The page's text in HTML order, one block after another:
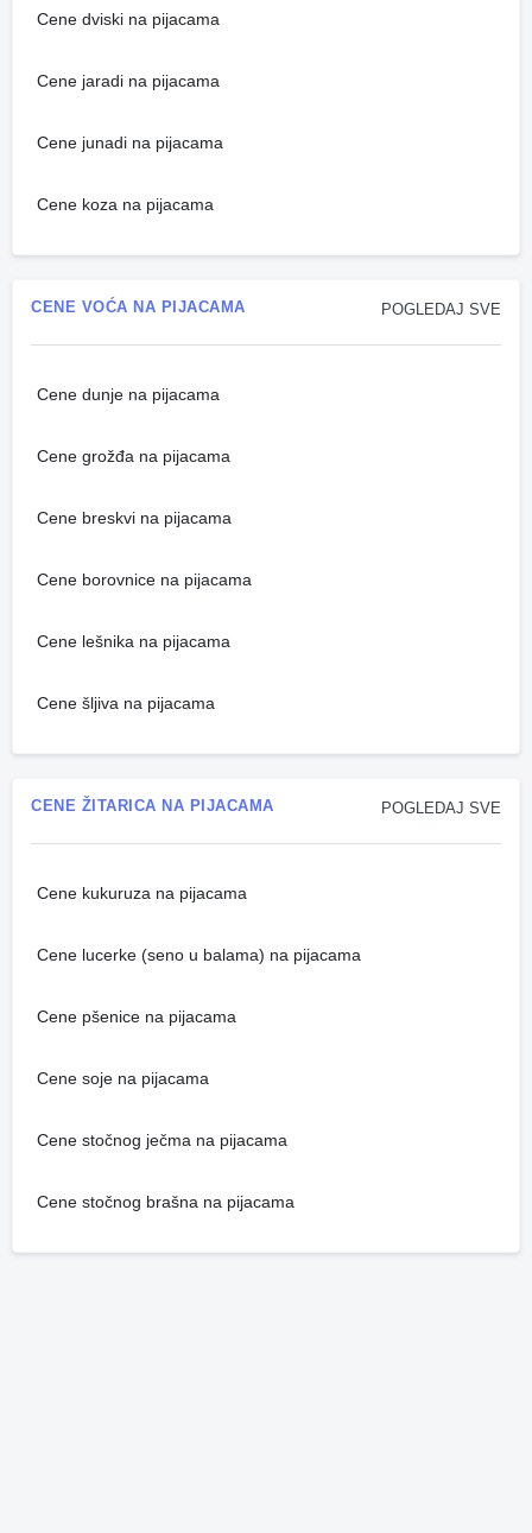
Cene dviski na pijacama
Cene jaradi na pijacama
Cene junadi na pijacama
Cene koza na pijacama
POGLEDAJ SVE
CENE VOĆA NA PIJACAMA
Cene dunje na pijacama
Cene grožđa na pijacama
Cene breskvi na pijacama
Cene borovnice na pijacama
Cene lešnika na pijacama
Cene šljiva na pijacama
POGLEDAJ SVE
CENE ŽITARICA NA PIJACAMA
Cene kukuruza na pijacama
Cene lucerke (seno u balama) na pijacama
Cene pšenice na pijacama
Cene soje na pijacama
Cene stočnog ječma na pijacama
Cene stočnog brašna na pijacama